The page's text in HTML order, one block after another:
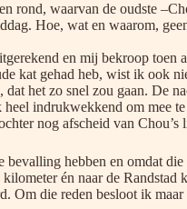
rond, waarvan de oudste
Hoe, wat en waarom,
en mij bekroop toen
kat gehad heb, wist ik ook
het zo snel zou gaan. De
indrukwekkend om mee te
nog afscheid van
bevalling hebben en omdat
én naar de Randstad
Om die reden besloot ik